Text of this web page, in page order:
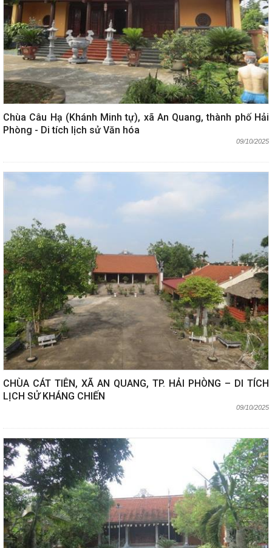
Chùa Câu Hạ (Khánh Minh tự), xã An Quang, thành phố Hải
Phòng - Di tích lịch sử Văn hóa
09/10/2025
CHÙA CÁT TIÊN, XÃ AN QUANG, TP. HẢI PHÒNG – DI TÍCH
LỊCH SỬ KHÁNG CHIẾN
09/10/2025